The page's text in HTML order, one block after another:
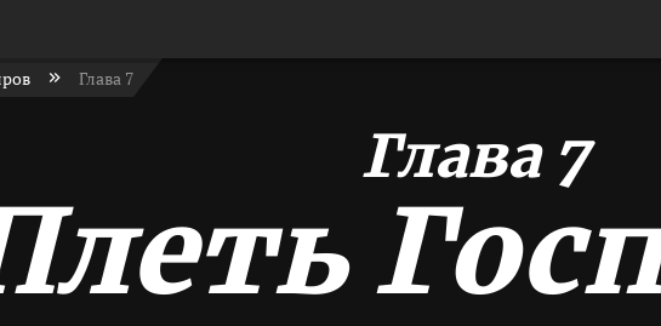
Глава 7
Глава 7